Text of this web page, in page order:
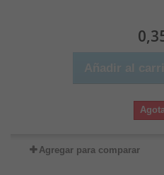
Agregar para comparar